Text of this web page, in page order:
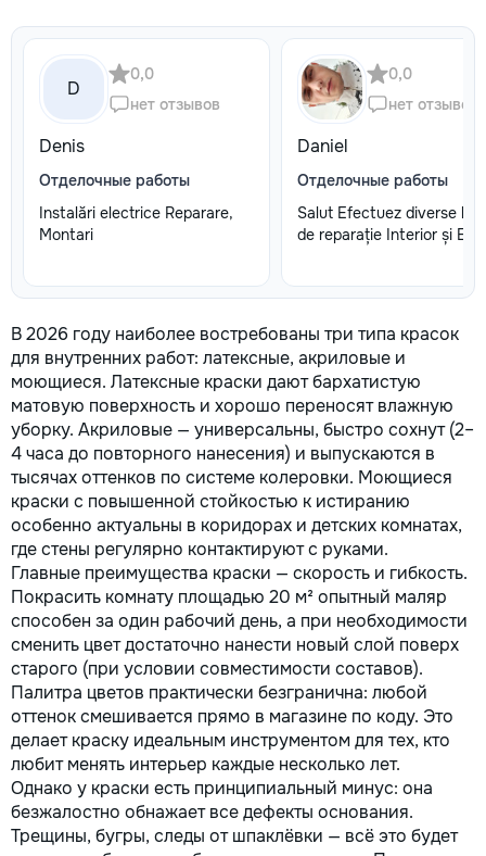
D
0,0
нет отзывов
Denis
Отделочные работы
Instalări electrice Reparare,
Montari
0,0
нет отзывов
Daniel
Отделочные работы
Salut Efectuez diverse
de reparație Interior și
В 2026 году наиболее востребованы три типа красок
для внутренних работ: латексные, акриловые и
моющиеся. Латексные краски дают бархатистую
матовую поверхность и хорошо переносят влажную
уборку. Акриловые — универсальны, быстро сохнут (2–
4 часа до повторного нанесения) и выпускаются в
тысячах оттенков по системе колеровки. Моющиеся
краски с повышенной стойкостью к истиранию
особенно актуальны в коридорах и детских комнатах,
где стены регулярно контактируют с руками.
Главные преимущества краски — скорость и гибкость.
Покрасить комнату площадью 20 м² опытный маляр
способен за один рабочий день, а при необходимости
сменить цвет достаточно нанести новый слой поверх
старого (при условии совместимости составов).
Палитра цветов практически безгранична: любой
оттенок смешивается прямо в магазине по коду. Это
делает краску идеальным инструментом для тех, кто
любит менять интерьер каждые несколько лет.
Однако у краски есть принципиальный минус: она
безжалостно обнажает все дефекты основания.
Трещины, бугры, следы от шпаклёвки — всё это будет